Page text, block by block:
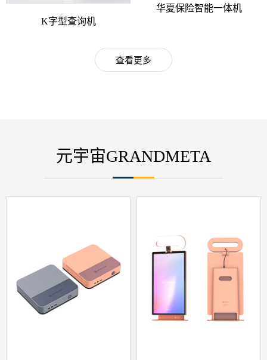
K字型查询机
华夏保险智能一体机
查看更多
元宇宙GRANDMETA